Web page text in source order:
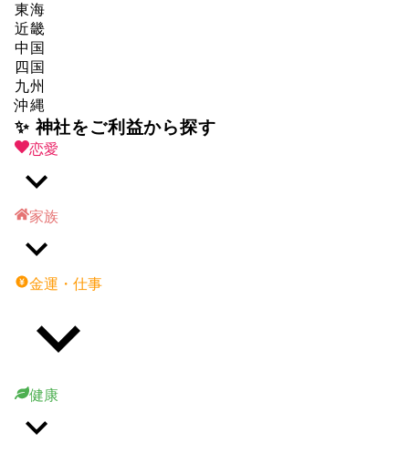
東海
近畿
中国
四国
九州
沖縄
✨ 神社をご利益から探す
恋愛
家族
金運・仕事
健康